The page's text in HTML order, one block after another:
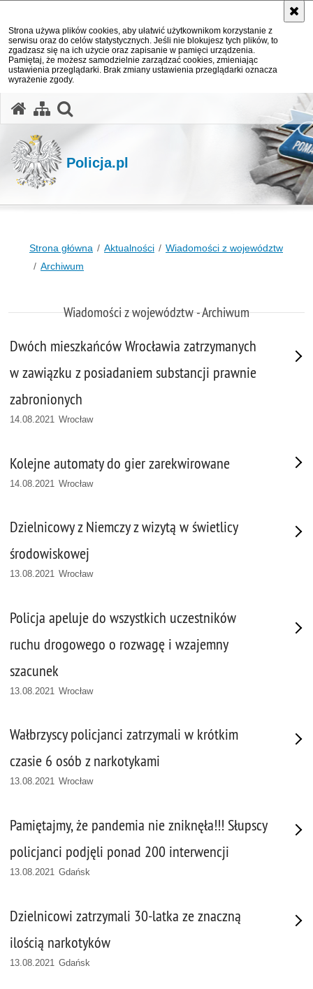
Strona używa plików cookies, aby ułatwić użytkownikom korzystanie z
serwisu oraz do celów statystycznych. Jeśli nie blokujesz tych plików, to
zgadzasz się na ich użycie oraz zapisanie w pamięci urządzenia.
Pamiętaj, że możesz samodzielnie zarządzać cookies, zmieniając
ustawienia przeglądarki. Brak zmiany ustawienia przeglądarki oznacza
wyrażenie zgody.
Policja.pl
Strona główna Aktualności
Wiadomości z województw
Archiwum
Wiadomości z województw - Archiwum
Dwóch mieszkańców Wrocławia zatrzymanych
w zawiązku z posiadaniem substancji prawnie
zabronionych
14.08.2021 Wrocław
Kolejne automaty do gier zarekwirowane
14.08.2021 Wrocław
Dzielnicowy z Niemczy z wizytą w świetlicy
środowiskowej
13.08.2021 Wrocław
Policja apeluje do wszystkich uczestników
ruchu drogowego o rozwagę i wzajemny
szacunek
13.08.2021 Wrocław
Wałbrzyscy policjanci zatrzymali w krótkim
czasie 6 osób z narkotykami
13.08.2021 Wrocław
Pamiętajmy, że pandemia nie zniknęła!!! Słupscy
policjanci podjęli ponad 200 interwencji
13.08.2021 Gdańsk
Dzielnicowi zatrzymali 30-latka ze znaczną
ilością narkotyków
13.08.2021 Gdańsk